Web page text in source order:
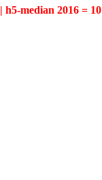
h5-median 2016 = 10